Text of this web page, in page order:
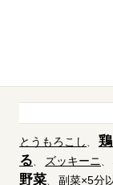
とうもろこし
る
ズッキーニ
野菜
副菜×5分